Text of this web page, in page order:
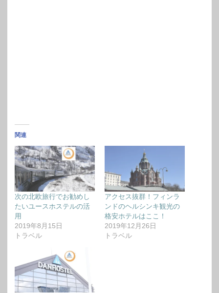
関連
次の北欧旅行でお勧めし
たいユースホステルの活
用
2019年8月15日
トラベル
アクセス抜群！フィンラ
ンドのヘルシンキ観光の
格安ホテルはここ！
2019年12月26日
トラベル